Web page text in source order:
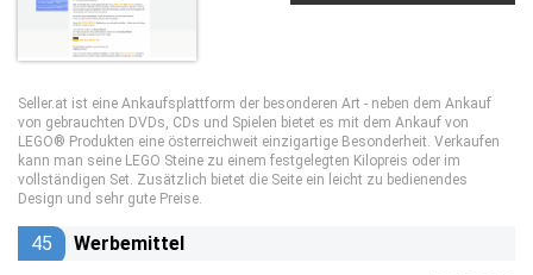
Seller.at ist eine Ankaufsplattform der besonderen Art - neben dem Ankauf
von gebrauchten DVDs, CDs und Spielen bietet es mit dem Ankauf von
LEGO® Produkten eine österreichweit einzigartige Besonderheit. Verkaufen
kann man seine LEGO Steine zu einem festgelegten Kilopreis oder im
vollständigen Set. Zusätzlich bietet die Seite ein leicht zu bedienendes
Design und sehr gute Preise.
45 Werbemittel